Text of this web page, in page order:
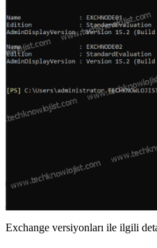
Exchange versiyonları ile ilgili